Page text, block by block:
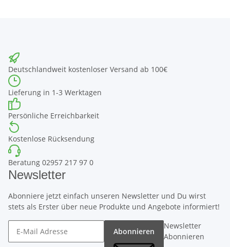
Deutschlandweit kostenloser Versand ab 100€
Lieferung in 1-3 Werktagen
Persönliche Erreichbarkeit
Kostenlose Rücksendung
Beratung 02957 217 97 0
Newsletter
Abonniere jetzt einfach unseren Newsletter und Du wirst
stets als Erster über neue Produkte und Angebote informiert!
Abonnieren
Newsletter
Abonnieren